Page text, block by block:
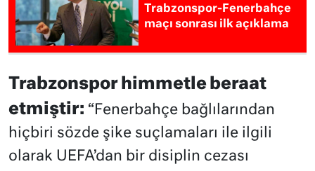
Trabzonspor-Fenerbahçe
maçı sonrası ilk açıklama
Trabzonspor himmetle beraat
etmiştir: “Fenerbahçe bağlılarından
hiçbiri sözde şike suçlamaları ile ilgili
olarak UEFA’dan bir disiplin cezası